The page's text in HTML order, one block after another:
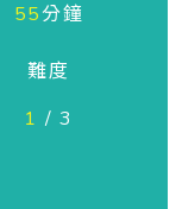
55分鐘
難度
1 / 3